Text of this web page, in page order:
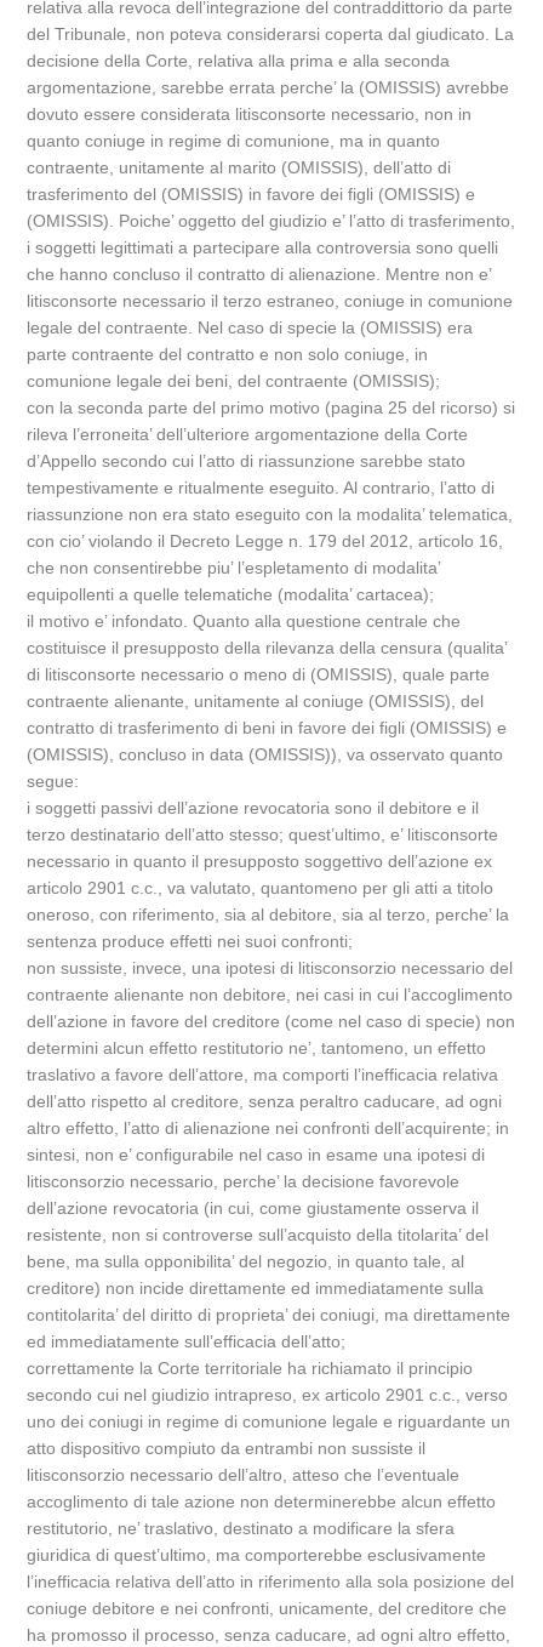
relativa alla revoca dell’integrazione del contraddittorio da parte
del Tribunale, non poteva considerarsi coperta dal giudicato. La
decisione della Corte, relativa alla prima e alla seconda
argomentazione, sarebbe errata perche’ la (OMISSIS) avrebbe
dovuto essere considerata litisconsorte necessario, non in
quanto coniuge in regime di comunione, ma in quanto
contraente, unitamente al marito (OMISSIS), dell’atto di
trasferimento del (OMISSIS) in favore dei figli (OMISSIS) e
(OMISSIS). Poiche’ oggetto del giudizio e’ l’atto di trasferimento,
i soggetti legittimati a partecipare alla controversia sono quelli
che hanno concluso il contratto di alienazione. Mentre non e’
litisconsorte necessario il terzo estraneo, coniuge in comunione
legale del contraente. Nel caso di specie la (OMISSIS) era
parte contraente del contratto e non solo coniuge, in
comunione legale dei beni, del contraente (OMISSIS);
con la seconda parte del primo motivo (pagina 25 del ricorso) si
rileva l’erroneita’ dell’ulteriore argomentazione della Corte
d’Appello secondo cui l’atto di riassunzione sarebbe stato
tempestivamente e ritualmente eseguito. Al contrario, l’atto di
riassunzione non era stato eseguito con la modalita’ telematica,
con cio’ violando il Decreto Legge n. 179 del 2012, articolo 16,
che non consentirebbe piu’ l’espletamento di modalita’
equipollenti a quelle telematiche (modalita’ cartacea);
il motivo e’ infondato. Quanto alla questione centrale che
costituisce il presupposto della rilevanza della censura (qualita’
di litisconsorte necessario o meno di (OMISSIS), quale parte
contraente alienante, unitamente al coniuge (OMISSIS), del
contratto di trasferimento di beni in favore dei figli (OMISSIS) e
(OMISSIS), concluso in data (OMISSIS)), va osservato quanto
segue:
i soggetti passivi dell’azione revocatoria sono il debitore e il
terzo destinatario dell’atto stesso; quest’ultimo, e’ litisconsorte
necessario in quanto il presupposto soggettivo dell’azione ex
articolo 2901 c.c., va valutato, quantomeno per gli atti a titolo
oneroso, con riferimento, sia al debitore, sia al terzo, perche’ la
sentenza produce effetti nei suoi confronti;
non sussiste, invece, una ipotesi di litisconsorzio necessario del
contraente alienante non debitore, nei casi in cui l’accoglimento
dell’azione in favore del creditore (come nel caso di specie) non
determini alcun effetto restitutorio ne’, tantomeno, un effetto
traslativo a favore dell’attore, ma comporti l’inefficacia relativa
dell’atto rispetto al creditore, senza peraltro caducare, ad ogni
altro effetto, l’atto di alienazione nei confronti dell’acquirente; in
sintesi, non e’ configurabile nel caso in esame una ipotesi di
litisconsorzio necessario, perche’ la decisione favorevole
dell’azione revocatoria (in cui, come giustamente osserva il
resistente, non si controverse sull’acquisto della titolarita’ del
bene, ma sulla opponibilita’ del negozio, in quanto tale, al
creditore) non incide direttamente ed immediatamente sulla
contitolarita’ del diritto di proprieta’ dei coniugi, ma direttamente
ed immediatamente sull’efficacia dell’atto;
correttamente la Corte territoriale ha richiamato il principio
secondo cui nel giudizio intrapreso, ex articolo 2901 c.c., verso
uno dei coniugi in regime di comunione legale e riguardante un
atto dispositivo compiuto da entrambi non sussiste il
litisconsorzio necessario dell’altro, atteso che l’eventuale
accoglimento di tale azione non determinerebbe alcun effetto
restitutorio, ne’ traslativo, destinato a modificare la sfera
giuridica di quest’ultimo, ma comporterebbe esclusivamente
l’inefficacia relativa dell’atto in riferimento alla sola posizione del
coniuge debitore e nei confronti, unicamente, del creditore che
ha promosso il processo, senza caducare, ad ogni altro effetto,